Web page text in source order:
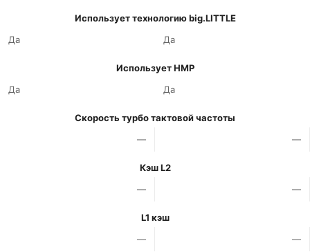
Использует технологию big.LITTLE
Да
Да
Использует HMP
Да
Да
Скорость турбо тактовой частоты
—
—
Кэш L2
—
—
L1 кэш
—
—